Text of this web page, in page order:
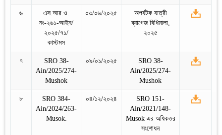
৬
এস.আর.ও.
নং-২৬১-আইন/
২০২৫/৭১/
কাস্টমস
০৩/০৬/২০২৫
অপর্যটক যাত্রী
ব্যাগেজ বিধিমালা,
২০২৫
৭
SRO 38-
Ain/2025/274-
Mushok
০৯/০১/২০২৫
SRO 38-
Ain/2025/274-
Mushok
৮
SRO 384-
Ain/2024/263-
Musok.
০৪/১২/২০২৪
SRO 151-
Ain/2021/148-
Musok এর অধিকতর
সংশোধন